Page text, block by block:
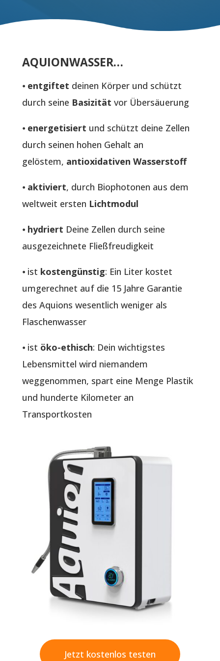
AQUIONWASSER…
⦁ entgiftet deinen Körper und schützt
durch seine Basizität vor Übersäuerung
⦁ energetisiert und schützt deine Zellen
durch seinen hohen Gehalt an
gelöstem, antioxidativen Wasserstoff
⦁ aktiviert, durch Biophotonen aus dem
weltweit ersten Lichtmodul
⦁ hydriert Deine Zellen durch seine
ausgezeichnete Fließfreudigkeit
⦁ ist kostengünstig: Ein Liter kostet
umgerechnet auf die 15 Jahre Garantie
des Aquions wesentlich weniger als
Flaschenwasser
⦁ ist öko-ethisch: Dein wichtigstes
Lebensmittel wird niemandem
weggenommen, spart eine Menge Plastik
und hunderte Kilometer an
Transportkosten
Jetzt kostenlos testen